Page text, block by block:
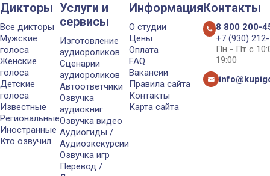
Дикторы
Все дикторы
Мужские
голоса
Женские
голоса
Детские
голоса
Известные
Региональные
Иностранные
Кто озвучил
Услуги и
сервисы
Изготовление
аудиороликов
Сценарии
аудиороликов
Автоответчики
Озвучка
аудиокниг
Озвучка видео
Аудиогиды /
Аудиоэкскурсии
Озвучка игр
Перевод /
Информация
О студии
Цены
Оплата
FAQ
Вакансии
Правила сайта
Контакты
Карта сайта
Контакты
8 800 200-
+7 (930)
Пн - Пт с
19:00